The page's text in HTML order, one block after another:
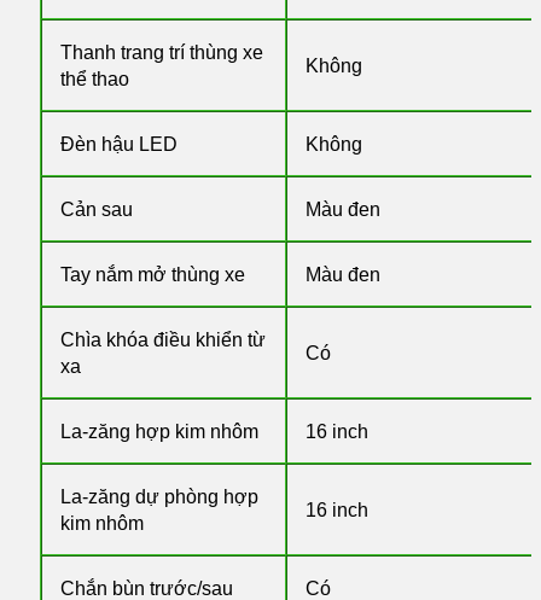
Thanh trang trí thùng xe
thể thao
Không
Đèn hậu LED Không
Cản sau Màu đen
Tay nắm mở thùng xe Màu đen
Chìa khóa điều khiển từ
xa
Có
La-zăng hợp kim nhôm 16 inch
La-zăng dự phòng hợp
kim nhôm
16 inch
Chắn bùn trước/sau Có